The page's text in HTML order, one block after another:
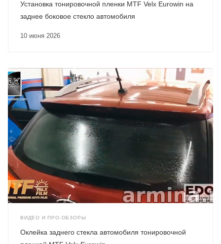
10 июня 2026
Установка тонировочной пленки MTF Velx Eurowin на
заднее боковое стекло автомобиля
ВИДЕО И ПРО-ОБЗОРЫ
Оклейка заднего стекла автомобиля тонировочной